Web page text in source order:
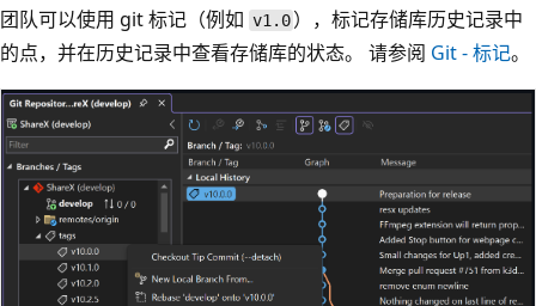
团队可以使用 git 标记（例如 v1.0 ），标记存储库历史记录中
的点，并在历史记录中查看存储库的状态。 请参阅 Git - 标记。